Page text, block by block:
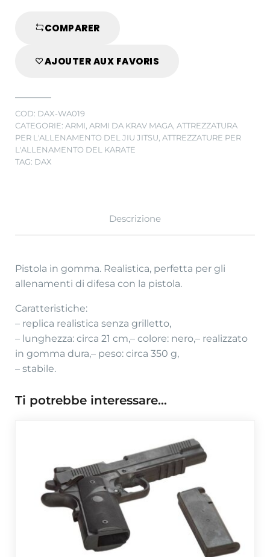
COMPARER
AJOUTER AUX FAVORIS
COD: DAX-WA019
CATEGORIE: ARMI, ARMI DA KRAV MAGA, ATTREZZATURA
PER L'ALLENAMENTO DEL JIU JITSU, ATTREZZATURE PER
L'ALLENAMENTO DEL KARATE
TAG: DAX
Descrizione
Pistola in gomma. Realistica, perfetta per gli
allenamenti di difesa con la pistola.
Caratteristiche:
– replica realistica senza grilletto,
– lunghezza: circa 21 cm,– colore: nero,– realizzato
in gomma dura,– peso: circa 350 g,
– stabile.
Ti potrebbe interessare…